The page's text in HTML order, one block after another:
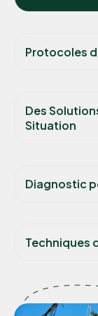
Protocoles
Des
Situation
Diagnostic
Techniques